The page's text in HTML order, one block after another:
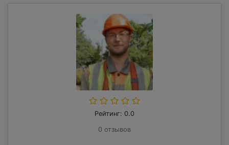
Рейтинг: 0.0
0 отзывов